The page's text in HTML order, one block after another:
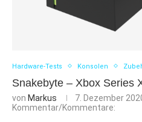
Hardware-Tests Konsolen
Snakebyte – Xbox Series
von Markus 7. Dezember
Kommentar/Kommentare: